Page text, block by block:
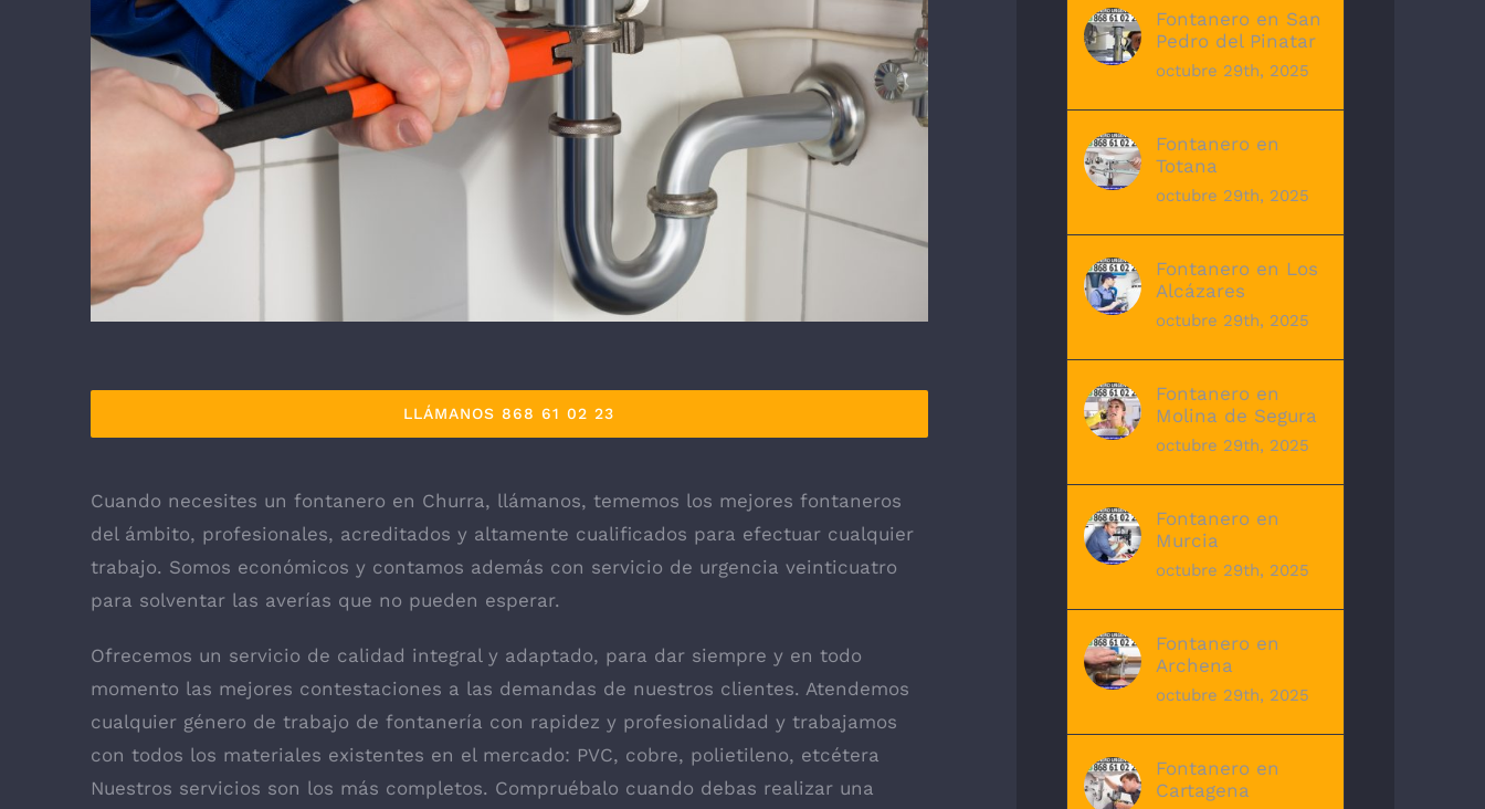
LLÁMANOS 868 61 02 23
Cuando necesites un fontanero en Churra, llámanos, tememos los mejores fontaneros
del ámbito, profesionales, acreditados y altamente cualificados para efectuar cualquier
trabajo. Somos económicos y contamos además con servicio de urgencia veinticuatro
para solventar las averías que no pueden esperar.
Ofrecemos un servicio de calidad integral y adaptado, para dar siempre y en todo
momento las mejores contestaciones a las demandas de nuestros clientes. Atendemos
cualquier género de trabajo de fontanería con rapidez y profesionalidad y trabajamos
con todos los materiales existentes en el mercado: PVC, cobre, polietileno, etcétera
Nuestros servicios son los más completos. Compruébalo cuando debas realizar una
Fontanero en San
Pedro del Pinatar
octubre 29th, 2025
Fontanero en
Totana
octubre 29th, 2025
Fontanero en Los
Alcázares
octubre 29th, 2025
Fontanero en
Molina de Segura
octubre 29th, 2025
Fontanero en
Murcia
octubre 29th, 2025
Fontanero en
Archena
octubre 29th, 2025
Fontanero en
Cartagena